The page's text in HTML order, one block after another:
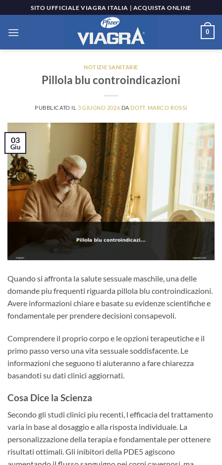
ai
contenuti
SITO UFFICIALE VIAGRA ITALIA | ACQUISTA ONLINE
0
NOTIZIE SANITARIE
Pillola blu controindicazioni
PUBBLICATO IL 3 GIUGNO 2026 DA DOTT. MARCO ROSSI
03
Giu
Quando si affronta la salute sessuale maschile, una delle
domande piu frequenti riguarda pillola blu controindicazioni.
Avere informazioni chiare e basate su evidenze scientifiche e
fondamentale per prendere decisioni consapevoli.
Comprendere il proprio corpo e le opzioni terapeutiche e il
primo passo verso una vita sessuale soddisfacente. Le
informazioni che seguono ti aiuteranno a fare chiarezza
basandoti su dati clinici aggiornati.
Cosa Dice la Scienza
Secondo gli studi clinici piu recenti, l efficacia del trattamento
varia in base al dosaggio e alla risposta individuale. La
personalizzazione della terapia e fondamentale per ottenere
risultati ottimali. Gli inibitori della PDE5 agiscono